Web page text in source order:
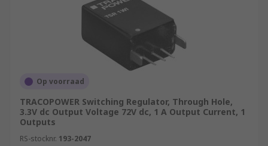
Op voorraad
TRACOPOWER Switching Regulator, Through Hole,
3.3V dc Output Voltage 72V dc, 1 A Output Current, 1
Outputs
RS-stocknr. 193-2047